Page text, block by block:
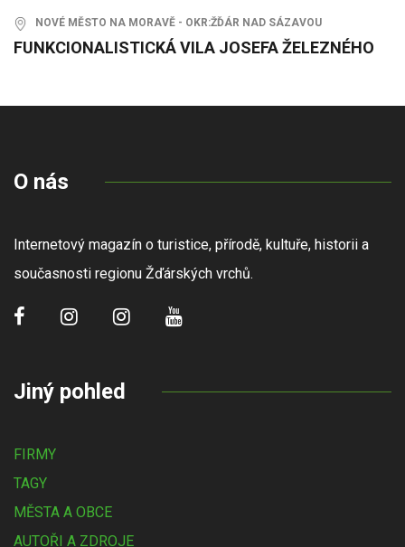
NOVÉ MĚSTO NA MORAVĚ - OKR:ŽĎÁR NAD SÁZAVOU
FUNKCIONALISTICKÁ VILA JOSEFA ŽELEZNÉHO
O nás
Internetový magazín o turistice, přírodě, kultuře, historii a
současnosti regionu Žďárských vrchů.
Jiný pohled
FIRMY
TAGY
MĚSTA A OBCE
AUTOŘI A ZDROJE